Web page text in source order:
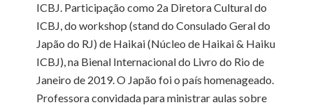
ICBJ. Participação como 2a Diretora Cultural do
ICBJ, do workshop (stand do Consulado Geral do
Japão do RJ) de Haikai (Núcleo de Haikai & Haiku
ICBJ), na Bienal Internacional do Livro do Rio de
Janeiro de 2019. O Japão foi o país homenageado.
Professora convidada para ministrar aulas sobre